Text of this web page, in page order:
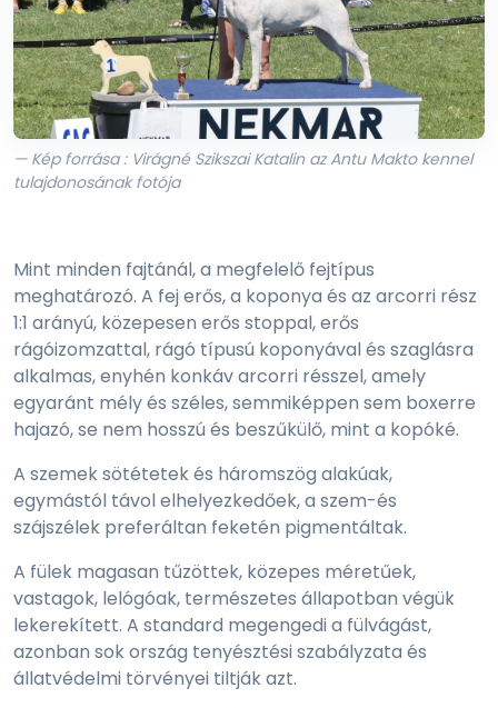
— Kép forrása : Virágné Szikszai Katalin az Antu Makto kennel
tulajdonosának fotója
Mint minden fajtánál, a megfelelő fejtípus
meghatározó. A fej erős, a koponya és az arcorri rész
1:1 arányú, közepesen erős stoppal, erős
rágóizomzattal, rágó típusú koponyával és szaglásra
alkalmas, enyhén konkáv arcorri résszel, amely
egyaránt mély és széles, semmiképpen sem boxerre
hajazó, se nem hosszú és beszűkülő, mint a kopóké.
A szemek sötétetek és háromszög alakúak,
egymástól távol elhelyezkedőek, a szem-és
szájszélek preferáltan feketén pigmentáltak.
A fülek magasan tűzöttek, közepes méretűek,
vastagok, lelógóak, természetes állapotban végük
lekerekített. A standard megengedi a fülvágást,
azonban sok ország tenyésztési szabályzata és
állatvédelmi törvényei tiltják azt.